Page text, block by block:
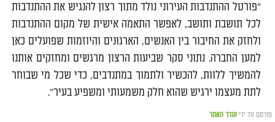
"פורטל ההתנדבות העירוני נולד מתוך רצון להנגיש את ההתנדבות
לכל תושבת ותושב, לאפשר התאמה אישית של מקום ההתנדבות
ולחזק את החיבור בין האנשים, הארגונים והיוזמות שפועלים כאן
למען החברה. נתוני סקר שביעות הרצון מרגשים ומחזקים אותנו
להמשיך ללוות, להכשיר ולתמוך במתנדבים, כדי שכל מי שבוחר
לתת מעצמו ירגיש שהוא חלק משמעותי ומשפיע בעיר״.
פורסם על ידי עורך האתר